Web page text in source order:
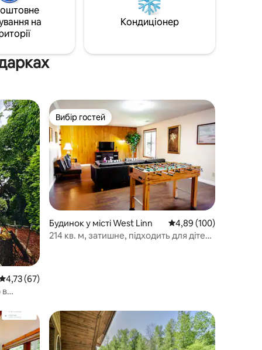
на
Кондиціонер
оцінка: 4,73 з 5, відгуки: 67
4,73 (67)
в
Вибір гостей
Вибір гостей
Будинок у місті West Linn Середня оцінка: 4,89
4,89 (100)
214 кв. м, затишне, підходить для дітей,